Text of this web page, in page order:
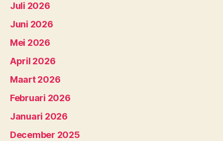
Juli 2026
Juni 2026
Mei 2026
April 2026
Maart 2026
Februari 2026
Januari 2026
December 2025